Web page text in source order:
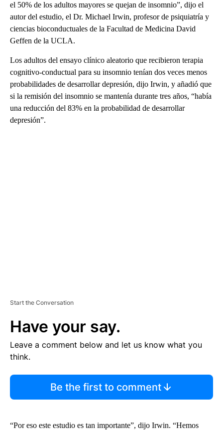
el 50% de los adultos mayores se quejan de insomnio”, dijo el
autor del estudio, el Dr. Michael Irwin, profesor de psiquiatría y
ciencias bioconductuales de la Facultad de Medicina David
Geffen de la UCLA.
Los adultos del ensayo clínico aleatorio que recibieron terapia
cognitivo-conductual para su insomnio tenían dos veces menos
probabilidades de desarrollar depresión, dijo Irwin, y añadió que
si la remisión del insomnio se mantenía durante tres años, “había
una reducción del 83% en la probabilidad de desarrollar
depresión”.
Start the Conversation
Have your say.
Leave a comment below and let us know what you
think.
Be the first to comment
“Por eso este estudio es tan importante”, dijo Irwin. “Hemos